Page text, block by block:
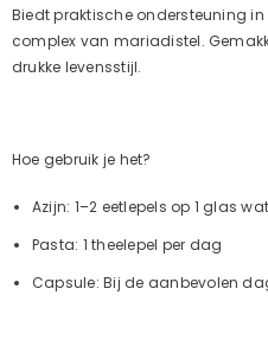
Biedt praktische ondersteuning
complex van mariadistel.
drukke levensstijl.
Hoe gebruik je het?
Azijn: 1–2 eetlepels op 1 glas
Pasta: 1 theelepel per dag
Capsule: Bij de aanbevolen